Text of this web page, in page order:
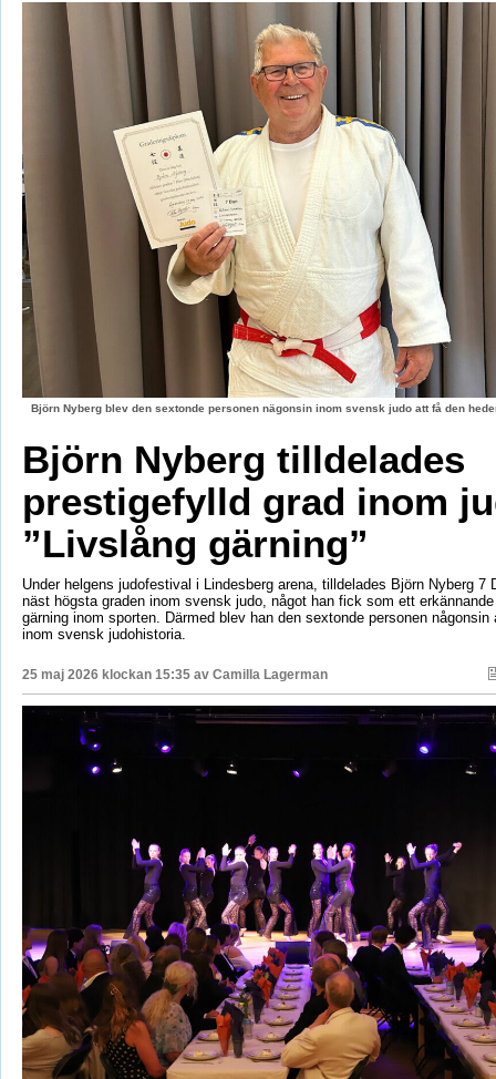
Björn Nyberg blev den sextonde personen nägonsin inom svensk judo att få den
Björn Nyberg tilldelades
prestigefylld grad inom
”Livslång gärning”
Under helgens judofestival i Lindesberg arena, tilldelades Björn Nyberg 7
näst högsta graden inom svensk judo, något han fick som ett
gärning inom sporten. Därmed blev han den sextonde personen
inom svensk judohistoria.
25 maj 2026 klockan 15:35 av Camilla Lagerman